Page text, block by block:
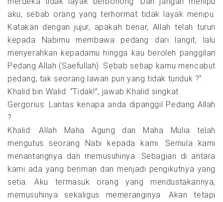
aku, sebab orang yang terhormat tidak layak menipu.
Katakan dengan jujur, apakah benar, Allah telah turun
kepada Nabimu membawa pedang dari langit, lalu
menyerahkan kepadamu hingga kau beroleh panggilan
Pedang Allah (Saefullah). Sebab setiap kamu mencabut
pedang, tak seorang lawan pun yang tidak tunduk ?”.
Khalid bin Walid: “Tidak!”, jawab Khalid singkat.
Gergorius: Lantas kenapa anda dipanggil Pedang Allah
?.
Khalid: Allah Maha Agung dan Maha Mulia telah
mengutus seorang Nabi kepada kami. Semula kami
menantangnya dan memusuhinya. Sebagian di antara
kami ada yang beriman dan menjadi pengikutnya yang
setia. Aku termasuk orang yang mendustakannya,
memusuhinya sekaligus memeranginya. Akan tetapi